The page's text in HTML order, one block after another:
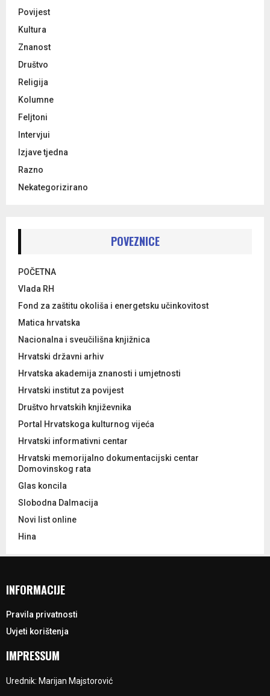
Povijest
Kultura
Znanost
Društvo
Religija
Kolumne
Feljtoni
Intervjui
Izjave tjedna
Razno
Nekategorizirano
POVEZNICE
POČETNA
Vlada RH
Fond za zaštitu okoliša i energetsku učinkovitost
Matica hrvatska
Nacionalna i sveučilišna knjižnica
Hrvatski državni arhiv
Hrvatska akademija znanosti i umjetnosti
Hrvatski institut za povijest
Društvo hrvatskih književnika
Portal Hrvatskoga kulturnog vijeća
Hrvatski informativni centar
Hrvatski memorijalno dokumentacijski centar
Domovinskog rata
Glas koncila
Slobodna Dalmacija
Novi list online
Hina
INFORMACIJE
Pravila privatnosti
Uvjeti korištenja
IMPRESSUM
Urednik: Marijan Majstorović